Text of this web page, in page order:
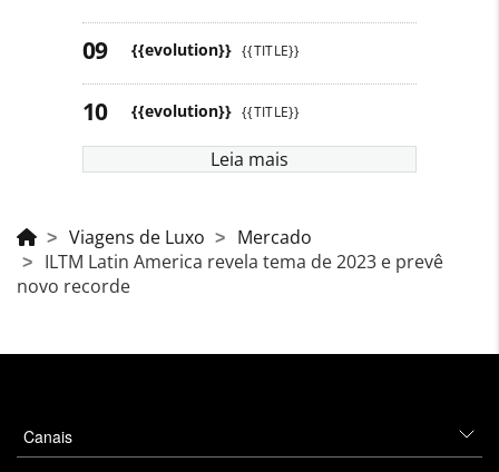
{{evolution}} {{TITLE}}
{{evolution}} {{TITLE}}
Leia mais
Viagens de Luxo
Mercado
ILTM Latin America revela tema de 2023 e prevê
novo recorde
Canais